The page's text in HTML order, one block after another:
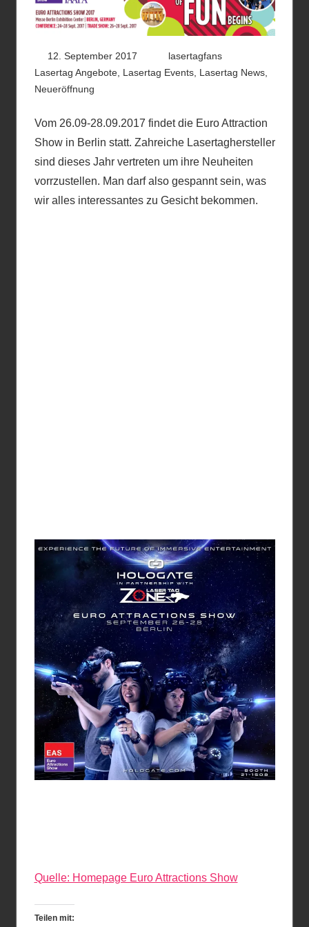
12. September 2017
lasertagfans
Lasertag Angebote, Lasertag Events, Lasertag News,
Neueröffnung
Vom 26.09-28.09.2017 findet die Euro Attraction
Show in Berlin statt. Zahreiche Lasertaghersteller
sind dieses Jahr vertreten um ihre Neuheiten
vorrzustellen. Man darf also gespannt sein, was
wir alles interessantes zu Gesicht bekommen.
Quelle: Homepage Euro Attractions Show
Teilen mit: